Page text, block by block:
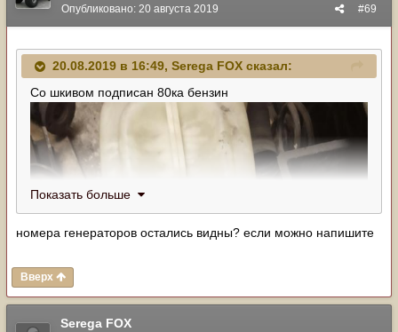
#69
Опубликовано: 20 августа 2019
20.08.2019 в 16:49, Serega FOX сказал:
Со шкивом подписан 80ка бензин
Показать больше
номера генераторов остались видны? если можно напишите
Вверх
Serega FOX